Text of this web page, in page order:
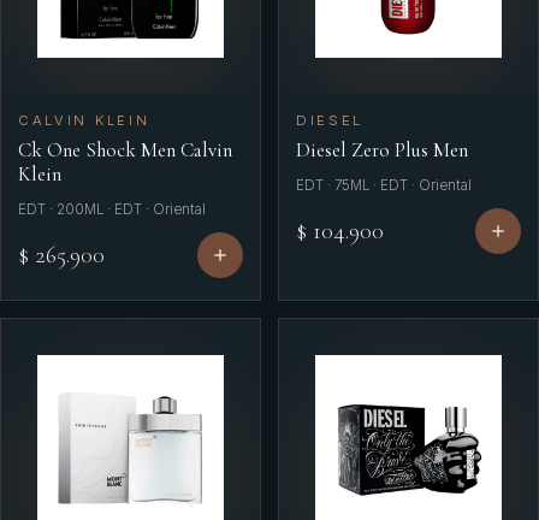
CALVIN KLEIN
Ck One Shock Men Calvin
Klein
EDT · 200ML · EDT · Oriental
$ 265.900
DIESEL
Diesel Zero Plus Men
EDT · 75ML · EDT · Oriental
$ 104.900